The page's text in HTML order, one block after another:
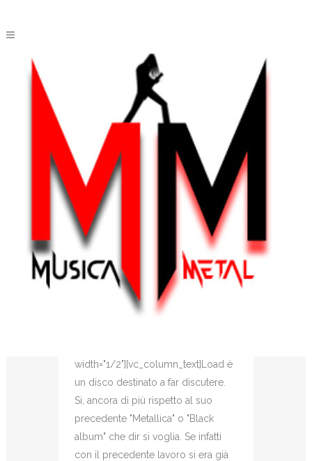
METALLICA –
LOAD
[vc_row css_animation=""
row_type="row"
use_row_as_full_screen_section="no"
type="full_width"
angled_section="no" text_align="left"
background_image_as_pattern="without_pattern"]
[vc_empty_space height="8px"]
[vc_single_image image="8051"
img_size="full"
width="1/2"][vc_column_text]Load è
un disco destinato a far discutere.
Si, ancora di più rispetto al suo
precedente "Metallica" o "Black
album" che dir si voglia. Se infatti
con il precedente lavoro si era già